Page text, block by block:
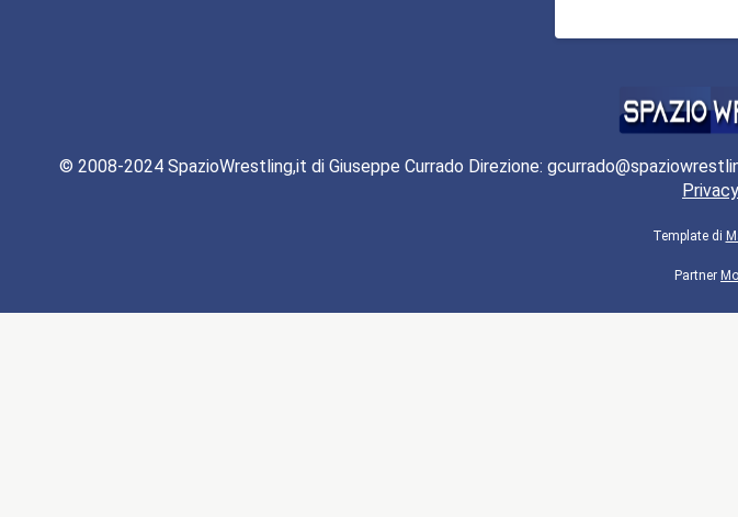
© 2008-2024 SpazioWrestling,it di Giuseppe Currado Direzione:
Template di
Partner